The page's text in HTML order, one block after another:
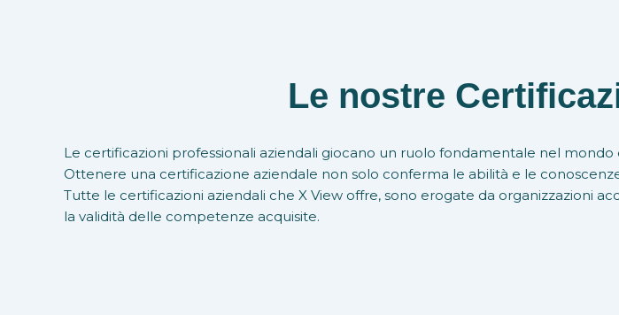
Le nostre
Le certificazioni professionali aziendali giocano un ruolo fondamentale nel
Ottenere una certificazione aziendale non solo conferma le abilità e le
Tutte le certificazioni aziendali che X View offre, sono erogate da organizzazioni
la validità delle competenze acquisite.